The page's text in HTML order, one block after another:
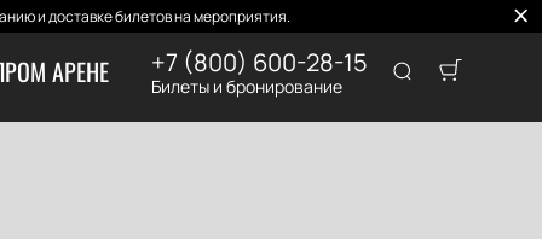
и доставке билетов на мероприятия.
АРЕНЕ +7 (800) 600-28-15
Билеты и бронирование